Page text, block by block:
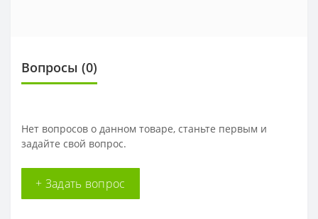
Вопросы (0)
Нет вопросов о данном товаре, станьте первым и
задайте свой вопрос.
+ Задать вопрос